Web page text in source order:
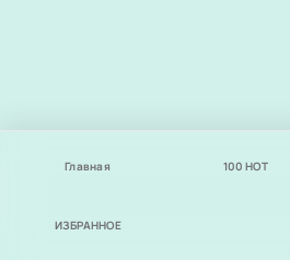
Главная 100 НОТ
ИЗБРАННОЕ